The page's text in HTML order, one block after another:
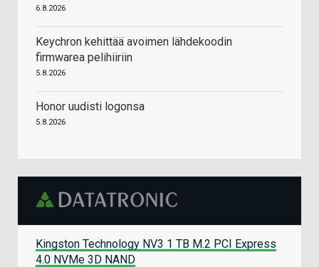
6.8.2026
Keychron kehittää avoimen lähdekoodin
firmwarea pelihiiriin
5.8.2026
Honor uudisti logonsa
5.8.2026
Kingston Technology NV3 1 TB M.2 PCI Express
4.0 NVMe 3D NAND